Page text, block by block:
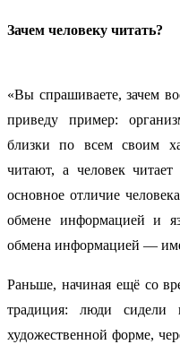
Зачем человеку читать?
«Вы спрашиваете, зачем
приведу пример:
близки по всем своим
читают, а человек
основное отличие
обмене информацией и
обмена информацией —
Раньше, начиная ещё со
традиция: люди сидели
художественной форме,